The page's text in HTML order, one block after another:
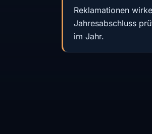
Reklamationen
Jahresabschluss
im Jahr.